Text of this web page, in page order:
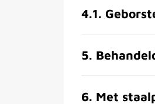
4.1.
5.
6. Met